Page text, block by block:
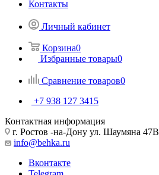
Контакты
Личный кабинет
Корзина0
Избранные товары0
Сравнение товаров0
+7 938 127 3415
Контактная информация
г. Ростов -на-Дону ул. Шаумяна 47В
info@behka.ru
Вконтакте